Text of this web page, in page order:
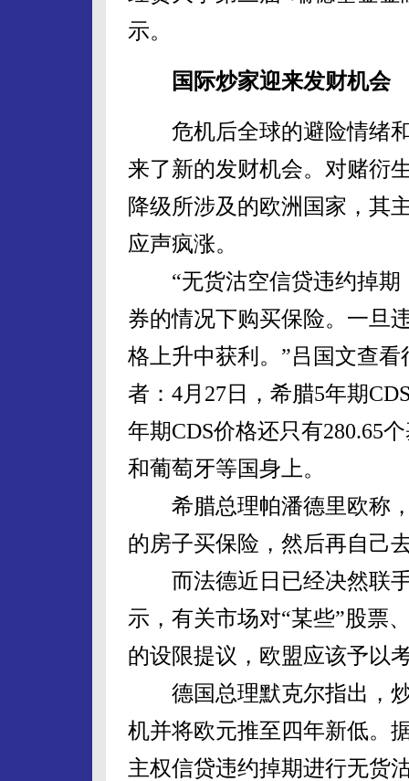
示。
国际炒家迎来发财机会
危机后全球的避险情绪和
来了新的发财机会。对赌衍
降级所涉及的欧洲国家，其
应声疯涨。
“无货沽空信贷违约掉期
券的情况下购买保险。一旦
格上升中获利。”吕国文查
者：4月27日，希腊5年期
年期CDS价格还只有280.65
和葡萄牙等国身上。
希腊总理帕潘德里欧称，
的房子买保险，然后再自己
而法德近日已经决然联手
示，有关市场对“某些”股票
的设限提议，欧盟应该予以
德国总理默克尔指出，炒
机并将欧元推至四年新低。
主权信贷违约掉期进行无货